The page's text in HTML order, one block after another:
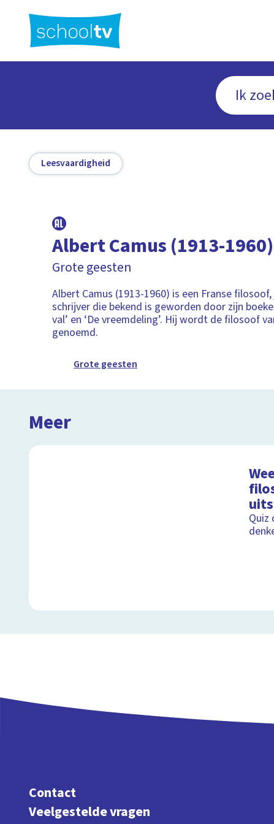
hoofdinhoud
Leesvaardigheid
Albert Camus (1913-1960)
Grote geesten
Albert Camus (1913-1960) is een Franse
schrijver die bekend is geworden door zijn
val’ en ‘De vreemdeling’. Hij wordt de filosoof
genoemd.
Grote geesten
Meer
Quiz
Contact
Veelgestelde vragen